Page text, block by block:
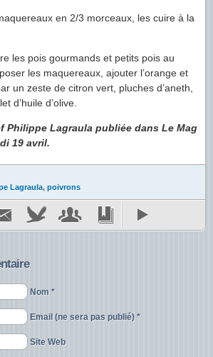
en 2/3 morceaux, les cuire à la
les pois gourmands et petits pois au
les maquereaux, ajouter l’orange et
un zeste de citron vert, pluches d’aneth,
d’huile d’olive.
Philippe Lagraula publiée dans Le Mag
19 avril.
Lagraula, poivrons
Nom *
Email (ne sera pas publié) *
Site Web